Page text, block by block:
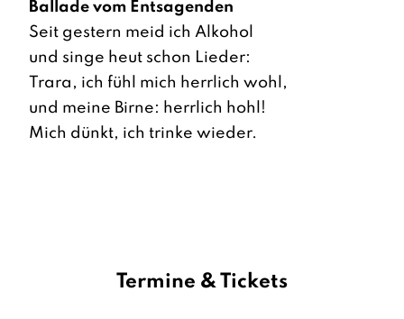
Ballade vom Entsagenden
Seit gestern meid ich Alkohol
und singe heut schon Lieder:
Trara, ich fühl mich herrlich wohl,
und meine Birne: herrlich hohl!
Mich dünkt, ich trinke wieder.
Termine & Tickets